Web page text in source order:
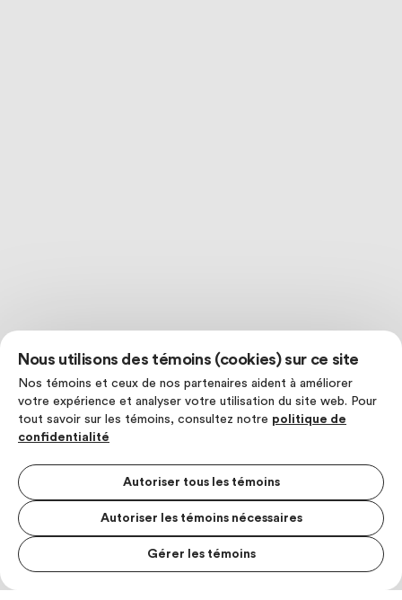
Nous utilisons des témoins (cookies) sur ce site
Nos témoins et ceux de nos partenaires aident à améliorer
votre expérience et analyser votre utilisation du site web. Pour
tout savoir sur les témoins, consultez notre politique de
confidentialité
Autoriser tous les témoins
Autoriser les témoins nécessaires
Gérer les témoins
MENU